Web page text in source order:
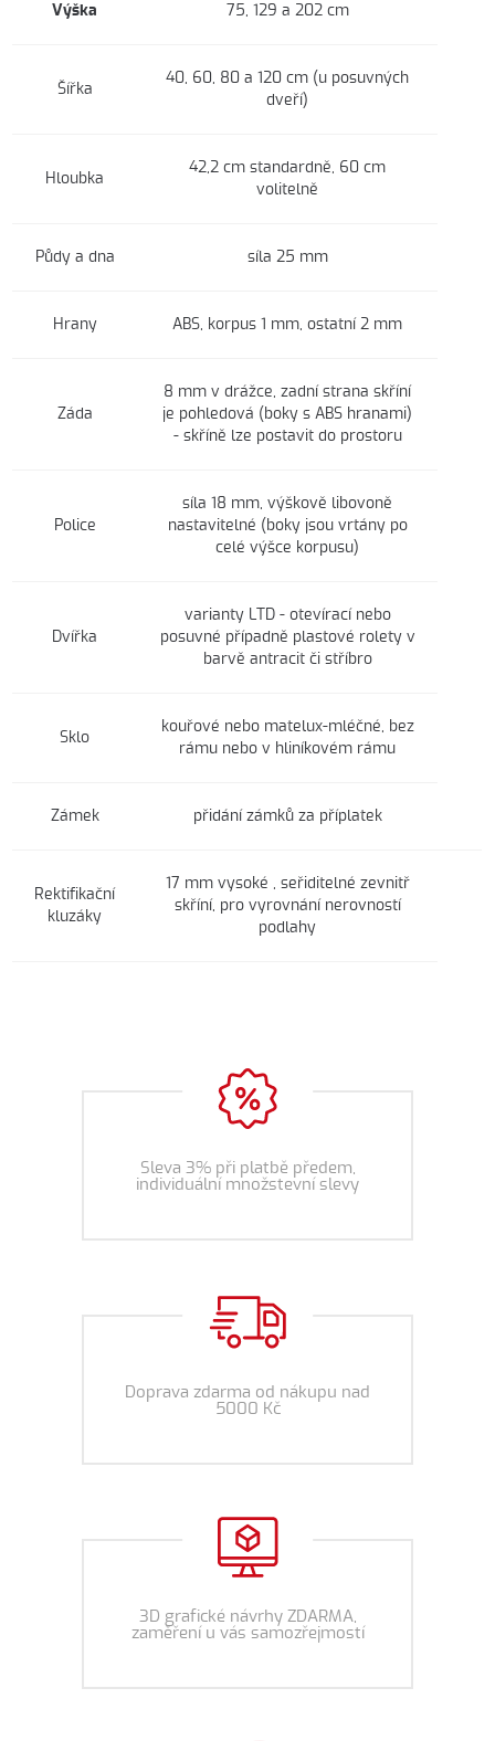
Výška 75, 129 a 202 cm
Šířka
40, 60, 80 a 120 cm (u posuvných
dveří)
Hloubka
42,2 cm standardně, 60 cm
volitelně
Půdy a dna síla 25 mm
Hrany ABS, korpus 1 mm, ostatní 2 mm
Záda
8 mm v drážce, zadní strana skříní
je pohledová (boky s ABS hranami)
- skříně lze postavit do prostoru
Police
síla 18 mm, výškově libovoně
nastavitelné (boky jsou vrtány po
celé výšce korpusu)
Dvířka
varianty LTD - otevírací nebo
posuvné případně plastové rolety v
barvě antracit či stříbro
Sklo
kouřové nebo matelux-mléčné, bez
rámu nebo v hliníkovém rámu
Zámek přidání zámků za příplatek
Rektifikační
kluzáky
17 mm vysoké , seřiditelné zevnitř
skříní, pro vyrovnání nerovností
podlahy
Sleva 3% při platbě předem,
individuální množstevní slevy
Doprava zdarma od nákupu nad
5000 Kč
3D grafické návrhy ZDARMA,
zaměření u vás samozřejmostí